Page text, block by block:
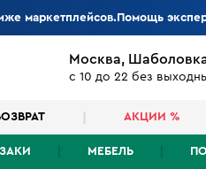
маркетплейсов.Помощь
Москва,
с 10 до 22 без
АКЦИИ %
МЕБЕЛЬ